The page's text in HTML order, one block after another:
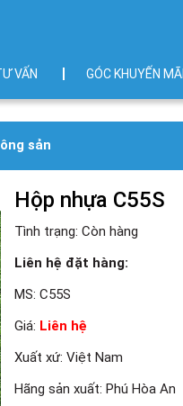
VẤN GÓC KHUYẾN MÃI
sản
Hộp nhựa C55S
Tình trạng: Còn hàng
Liên hệ đặt hàng:
MS: C55S
Giá: Liên hệ
Xuất xứ: Việt Nam
Hãng sản xuất: Phú Hòa An